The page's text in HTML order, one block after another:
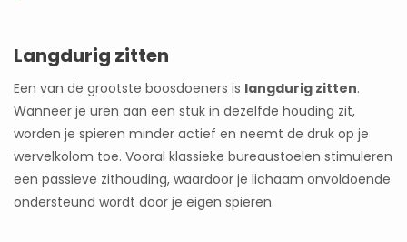
Langdurig zitten
Een van de grootste boosdoeners is langdurig zitten.
Wanneer je uren aan een stuk in dezelfde houding zit,
worden je spieren minder actief en neemt de druk op je
wervelkolom toe. Vooral klassieke bureaustoelen stimuleren
een passieve zithouding, waardoor je lichaam onvoldoende
ondersteund wordt door je eigen spieren.